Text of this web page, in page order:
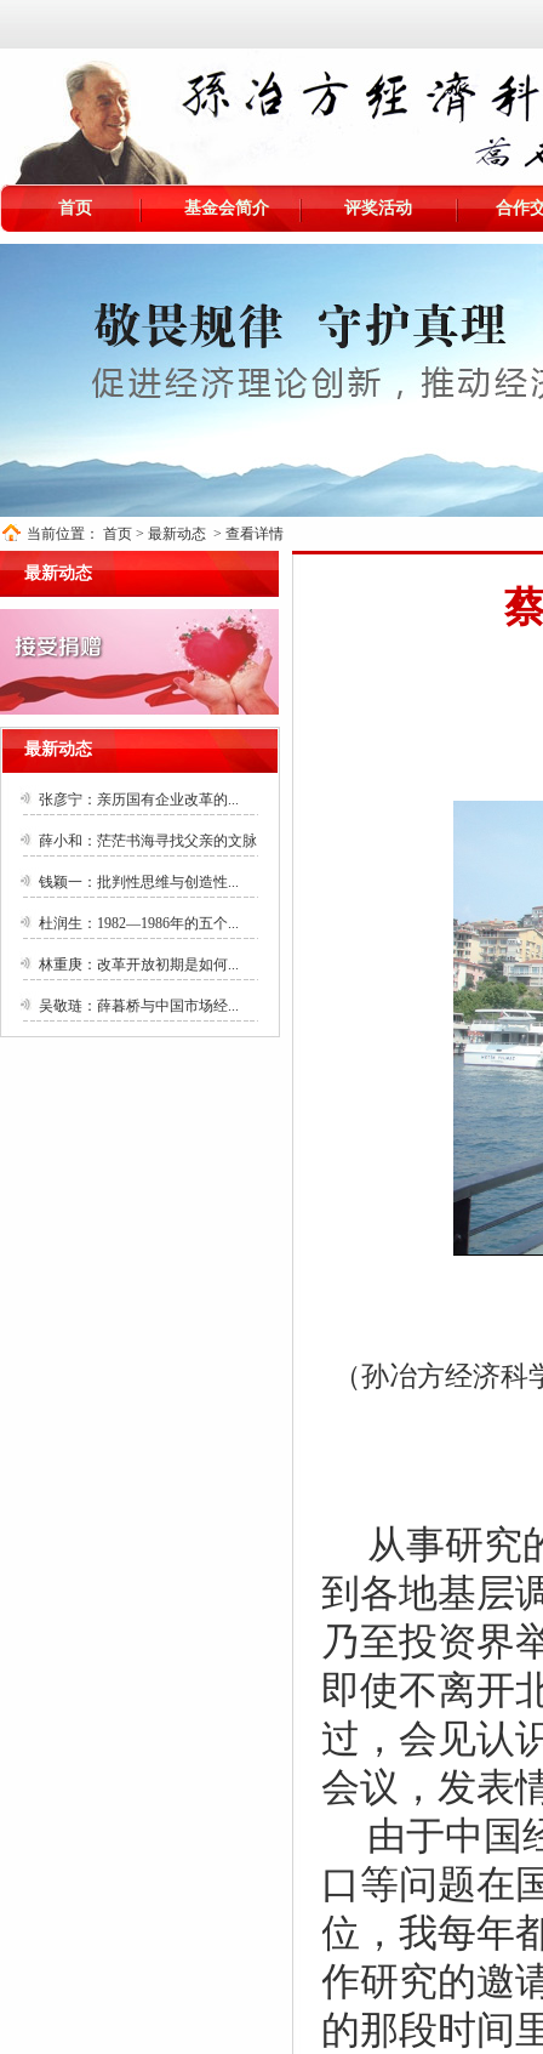
首页 基金会简介 评奖活动 合作
当前位置： 首页 > 最新动态 > 查看详情
最新动态
最新动态
张彦宁：亲历国有企业改革的...
薛小和：茫茫书海寻找父亲的文脉
钱颖一：批判性思维与创造性...
杜润生：1982—1986年的五个...
林重庚：改革开放初期是如何...
吴敬琏：薛暮桥与中国市场经...
（孙冶方经济
从事研究
到各地基层
乃至投资界
即使不离开
过，会见认
会议，发表
由于中国
口等问题在
位，我每年
作研究的邀
的那段时间